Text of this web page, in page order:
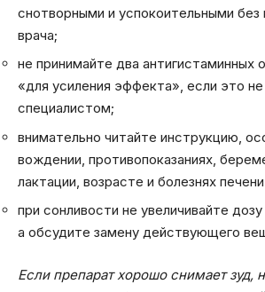
снотворными и успокоительными без
врача;
не принимайте два антигистаминных
«для усиления эффекта», если это не
специалистом;
внимательно читайте инструкцию,
вождении, противопоказаниях,
лактации, возрасте и болезнях
при сонливости не увеличивайте
а обсудите замену действующего
Если препарат хорошо снимает зуд,